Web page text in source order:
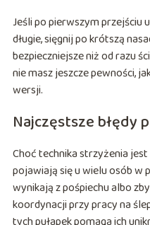
Jeśli po pierwszym przejściu
długie, sięgnij po krótszą
bezpieczniejsze niż od razu
nie masz jeszcze pewności,
wersji.
Najczęstsze błędy
Choć technika strzyżenia
pojawiają się u wielu osób w
wynikają z pośpiechu albo
koordynacji przy pracy na